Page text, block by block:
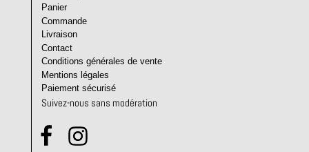
Panier
Commande
Livraison
Contact
Conditions générales de vente
Mentions légales
Paiement sécurisé
Suivez-nous sans modération